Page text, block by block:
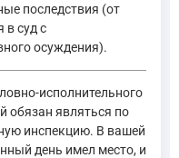
последствия (от
в суд с
осуждения).
исполнительного
обязан являться по
инспекцию. В вашей
день имел место, и